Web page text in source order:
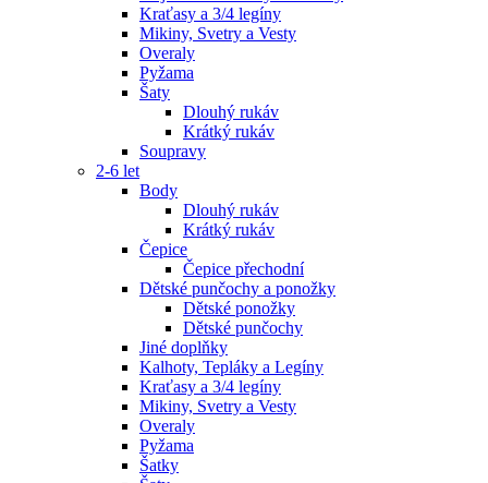
Kraťasy a 3/4 legíny
Mikiny, Svetry a Vesty
Overaly
Pyžama
Šaty
Dlouhý rukáv
Krátký rukáv
Soupravy
2-6 let
Body
Dlouhý rukáv
Krátký rukáv
Čepice
Čepice přechodní
Dětské punčochy a ponožky
Dětské ponožky
Dětské punčochy
Jiné doplňky
Kalhoty, Tepláky a Legíny
Kraťasy a 3/4 legíny
Mikiny, Svetry a Vesty
Overaly
Pyžama
Šatky